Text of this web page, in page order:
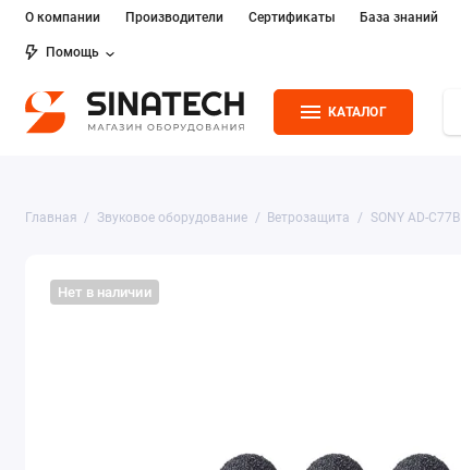
О компании Производители Сертификаты База знаний
Помощь
КАТАЛОГ
Главная Звуковое оборудование Ветрозащита SONY AD-C77B
Нет в наличии